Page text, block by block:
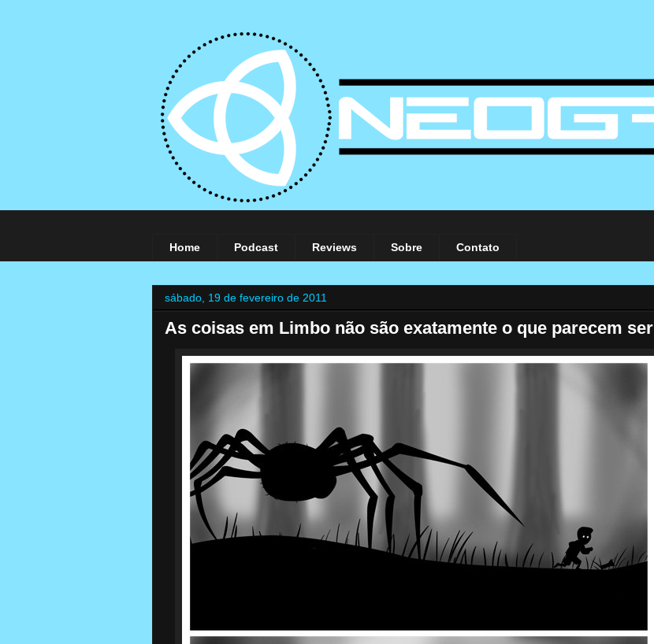
Home Podcast Reviews Sobre Contato
sábado, 19 de fevereiro de 2011
As coisas em Limbo não são exatamente o que parecem ser